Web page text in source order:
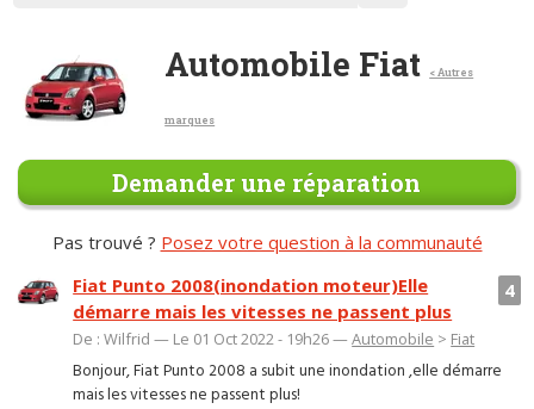
Automobile Fiat < Autres
marques
Demander une réparation
Pas trouvé ? Posez votre question à la communauté
4
Fiat Punto 2008(inondation moteur)Elle
démarre mais les vitesses ne passent plus
De : Wilfrid — Le 01 Oct 2022 - 19h26 —Automobile > Fiat
Bonjour, Fiat Punto 2008 a subit une inondation ,elle démarre
mais les vitesses ne passent plus!